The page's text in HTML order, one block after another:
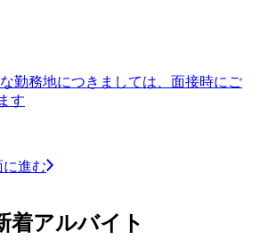
勤務地につきましては、面接時にご
す
に進む
着アルバイト